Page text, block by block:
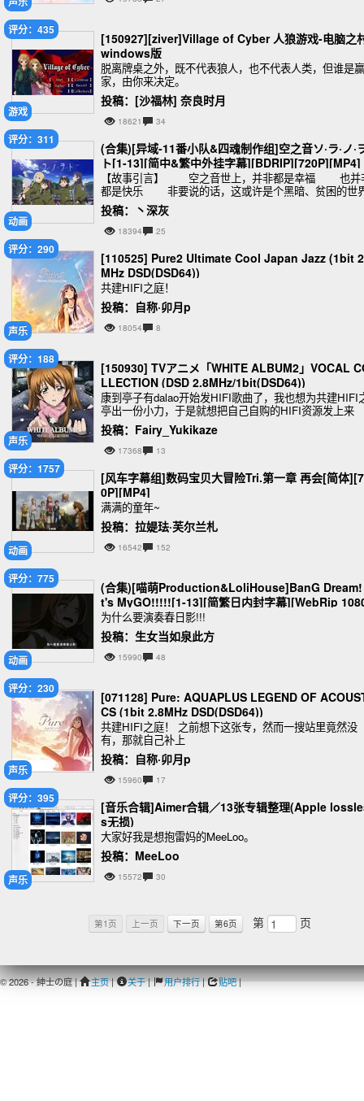
游戏
评分：435
[150927][ziver]Village of Cyber 人狼游戏-电脑之
windows版
脱离牌桌之外，既不代表狼人，也不代表人类，但谁是赢
家，由你来决定。
投稿：[沙福林] 奈良时月
18621 34
动画
评分：311
(合集)[异域-11番小队&四魂制作组]空之音ソ·ラ·ノ·
ト[1-13][简中&繁中外挂字幕][BDRIP][720P][MP4]
【故事引言】 空之音世上，并非都是幸福 也并
都是快乐 非要说的话，这或许是个黑暗、贫困的世
但是，其存在方式只有一种 不管是干净的东西
还是肮脏的东西，不管
投稿：丶深灰
18394 25
声乐
评分：290
[110525] Pure2 Ultimate Cool Japan Jazz (1bit
MHz DSD(DSD64))
共建HIFI之庭！
投稿：自称·卯月p
18054 8
声乐
评分：188
[150930] TVアニメ「WHITE ALBUM2」VOCAL
LLECTION (DSD 2.8MHz/1bit(DSD64))
康到亭子有dalao开始发HIFI歌曲了，我也想为共建HIFI
亭出一份小力，于是就想把自己自购的HIFI资源发上来
投稿：Fairy_Yukikaze
17368 13
动画
评分：1757
[风车字幕组]数码宝贝大冒险Tri.第一章 再会[简体
0P][MP4]
满满的童年~
投稿：拉媞珐·芙尔兰札
16542 152
动画
评分：775
(合集)[喵萌Production&LoliHouse]BanG
t's MyGO!!!!![1-13][简繁日内封字幕][WebRip
HEVC-10bit AAC][MKV][4.1GB]
为什么要演奏春日影!!!
投稿：生女当如泉此方
15990 48
声乐
评分：230
[071128] Pure: AQUAPLUS LEGEND OF
CS (1bit 2.8MHz DSD(DSD64))
共建HIFI之庭！ 之前想下这张专，然而一搜站里竟然没
有，那就自己补上
投稿：自称·卯月p
15960 17
声乐
评分：395
[音乐合辑]Aimer合辑／13张专辑整理(Apple
s无损)
大家好我是想抱雷妈的MeeLoo。
投稿：MeeLoo
15572 30
第1页 上一页 下一页 第6页 第 页
© 2026 - 紳士の庭 | 主页| 关于| 用户排行| 贴吧|